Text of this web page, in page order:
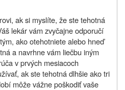
ak si myslíte, že ste tehotná
lekár vám zvyčajne odporučí
ako otehotniete alebo hneď
a navrhne vám liečbu iným
v prvých mesiacoch
ak ste tehotná dlhšie ako tri
môže vážne poškodiť vaše